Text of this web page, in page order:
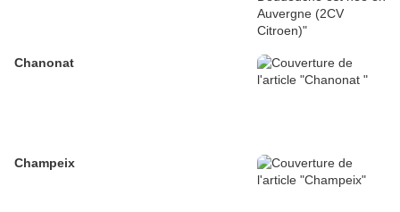
Chanonat
Champeix